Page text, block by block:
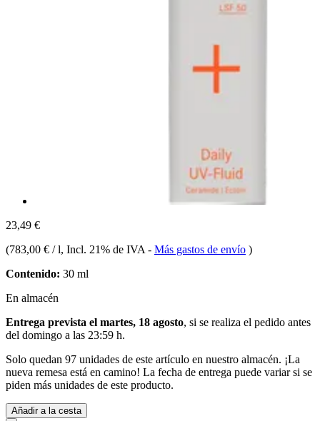
23,49 €
(783,00 € / l, Incl. 21% de IVA - Más gastos de envío )
Contenido: 30 ml
En almacén
Entrega prevista el martes, 18 agosto, si se realiza el pedido antes
del domingo a las 23:59 h.
Solo quedan 97 unidades de este artículo en nuestro almacén. ¡La
nueva remesa está en camino! La fecha de entrega puede variar si se
piden más unidades de este producto.
Añadir a la cesta